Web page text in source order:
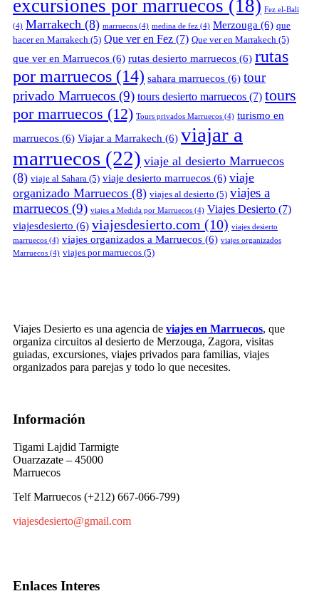
excursiones por marruecos (18) Fez el-Bali
(4) Marrakech (8) marruecos (4) medina de fez (4) Merzouga (6) que
hacer en Marrakech (5) Que ver en Fez (7) Que ver en Marrakech (5)
que ver en Marruecos (6) rutas desierto marruecos (6) rutas
por marruecos (14) sahara marruecos (6) tour
privado Marruecos (9) tours desierto marruecos (7) tours
por marruecos (12) Tours privados Marruecos (4) turismo en
marruecos (6) Viajar a Marrakech (6) viajar a
marruecos (22) viaje al desierto Marruecos
(8) viaje al Sahara (5) viaje desierto marruecos (6) viaje
organizado Marruecos (8) viajes al desierto (5) viajes a
marruecos (9) viajes a Medida por Marruecos (4) Viajes Desierto (7)
viajesdesierto (6) viajesdesierto.com (10) viajes desierto
marruecos (4) viajes organizados a Marruecos (6) viajes organizados
Marruecos (4) viajes por marruecos (5)
Viajes Desierto es una agencia de viajes en Marruecos, que
organiza circuitos al desierto de Merzouga, Zagora, visitas
guiadas, excursiones, viajes privados para familias, viajes
organizados para parejas y todo lo que necesites.
Información
Tigami Lajdid Tarmigte
Ouarzazate – 45000
Marruecos
Telf Marruecos (+212) 667-066-799)
viajesdesierto@gmail.com
Enlaces Interes